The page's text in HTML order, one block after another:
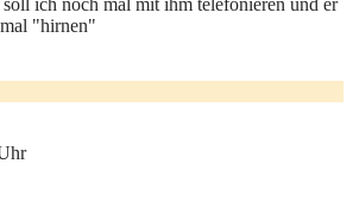
ich noch mal mit ihm telefonieren und er
"hirnen"